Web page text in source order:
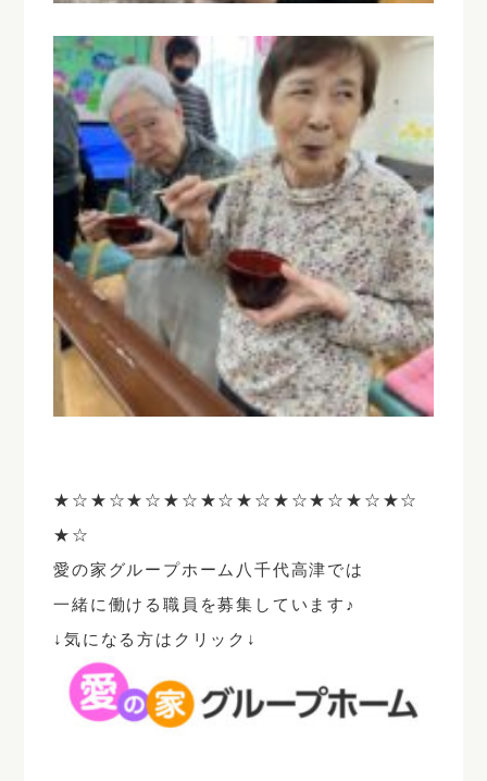
★☆★☆★☆★☆★☆★☆★☆★☆★☆★☆
★☆
愛の家グループホーム八千代高津では
一緒に働ける職員を募集しています♪
↓気になる方はクリック↓